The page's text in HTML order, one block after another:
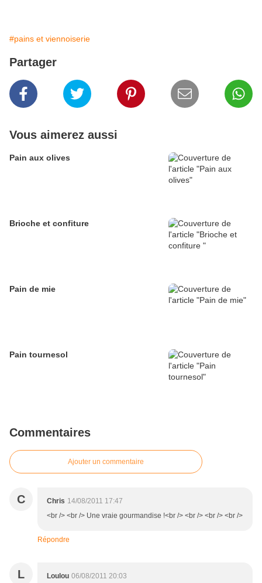
#pains et viennoiserie
Partager
Vous aimerez aussi
Pain aux olives
Brioche et confiture
Pain de mie
Pain tournesol
Commentaires
Ajouter un commentaire
C Chris 14/08/2011 17:47
<br /> <br /> Une vraie gourmandise !<br /> <br /> <br /> <br />
Répondre
L Loulou 06/08/2011 20:03